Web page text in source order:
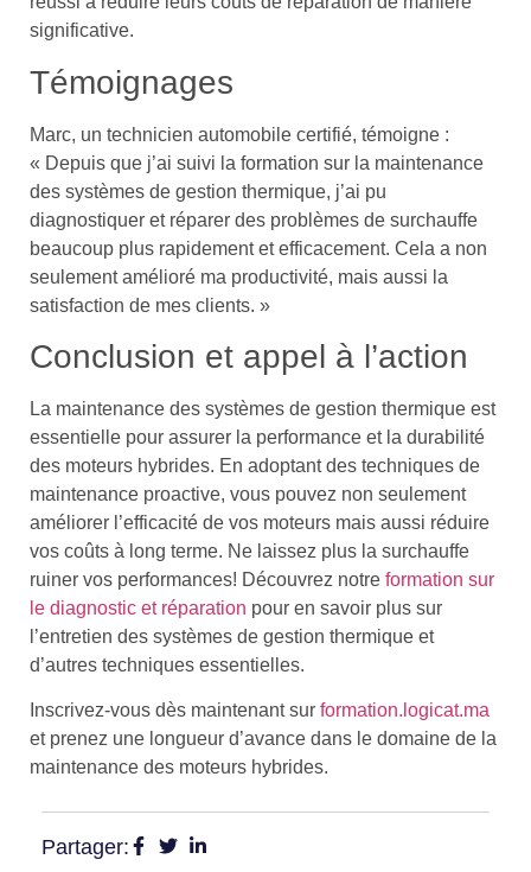
significative.
Témoignages
Marc, un technicien automobile certifié, témoigne :
« Depuis que j’ai suivi la formation sur la maintenance
des systèmes de gestion thermique, j’ai pu
diagnostiquer et réparer des problèmes de surchauffe
beaucoup plus rapidement et efficacement. Cela a non
seulement amélioré ma productivité, mais aussi la
satisfaction de mes clients. »
Conclusion et appel à l’action
La maintenance des systèmes de gestion thermique est
essentielle pour assurer la performance et la durabilité
des moteurs hybrides. En adoptant des techniques de
maintenance proactive, vous pouvez non seulement
améliorer l’efficacité de vos moteurs mais aussi réduire
vos coûts à long terme. Ne laissez plus la surchauffe
ruiner vos performances! Découvrez notre formation sur
le diagnostic et réparation pour en savoir plus sur
l’entretien des systèmes de gestion thermique et
d’autres techniques essentielles.
Inscrivez-vous dès maintenant sur formation.logicat.ma
et prenez une longueur d’avance dans le domaine de la
maintenance des moteurs hybrides.
Partager: